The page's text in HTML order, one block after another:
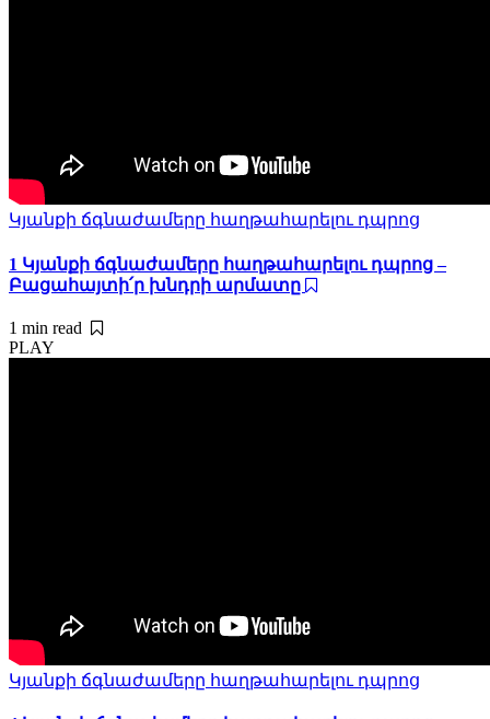
Կյանքի ճգնաժամերը հաղթահարելու դպրոց
1 Կյանքի ճգնաժամերը հաղթահարելու դպրոց –
Բացահայտի՛ր խնդրի արմատը
1 min read
PLAY
Կյանքի ճգնաժամերը հաղթահարելու դպրոց